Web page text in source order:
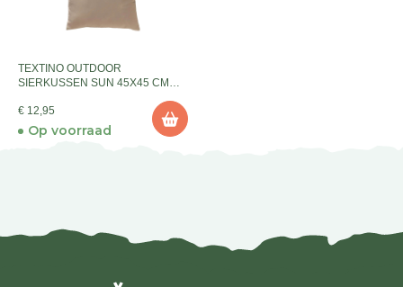
TEXTINO OUTDOOR
SIERKUSSEN SUN 45X45 CM
€ 12,95
Op voorraad